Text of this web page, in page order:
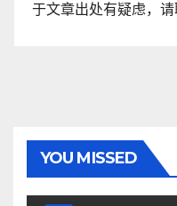
于文章出处有疑虑，
YOU MISSED